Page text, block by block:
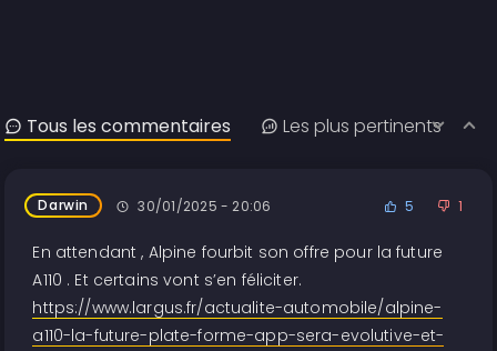
Tous les commentaires Les plus pertinents
Darwin 30/01/2025 - 20:06 5 1
En attendant , Alpine fourbit son offre pour la future
A110 . Et certains vont s’en féliciter.
https://www.largus.fr/actualite-automobile/alpine-
a110-la-future-plate-forme-app-sera-evolutive-et-